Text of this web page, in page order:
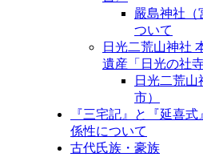
嚴島神社（
ついて
日光二荒山神社
遺産「日光の社寺
日光二荒
市）
『三宅記』と『延喜
係性について
古代氏族・豪族